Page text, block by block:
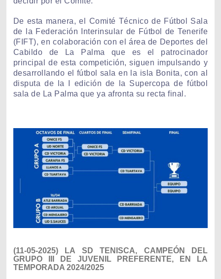
De esta manera, el Comité Técnico de Fútbol Sala
de la Federación Interinsular de Fútbol de Tenerife
(FIFT), en colaboración con el área de Deportes del
Cabildo de La Palma que es el patrocinador
principal de esta competición, siguen impulsando y
desarrollando el fútbol sala en la isla Bonita, con al
disputa de la I edición de la Supercopa de fútbol
sala de La Palma que ya afronta su recta final.
(11-05-2025) LA SD TENISCA, CAMPEÓN DEL
GRUPO III DE JUVENIL PREFERENTE, EN LA
TEMPORADA 2024/2025